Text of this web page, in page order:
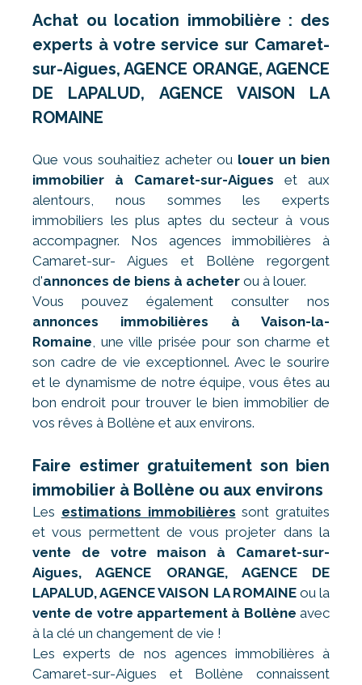
Achat ou location immobilière : des
experts à votre service sur Camaret-
sur-Aigues, AGENCE ORANGE, AGENCE
DE LAPALUD, AGENCE VAISON LA
ROMAINE
Que vous souhaitiez acheter ou louer un bien
immobilier à Camaret-sur-Aigues et aux
alentours, nous sommes les experts
immobiliers les plus aptes du secteur à vous
accompagner. Nos agences immobilières à
Camaret-sur- Aigues et Bollène regorgent
d'annonces de biens à acheter ou à louer.
Vous pouvez également consulter nos
annonces immobilières à Vaison-la-
Romaine, une ville prisée pour son charme et
son cadre de vie exceptionnel. Avec le sourire
et le dynamisme de notre équipe, vous êtes au
bon endroit pour trouver le bien immobilier de
vos rêves à Bollène et aux environs.
Faire estimer gratuitement son bien
immobilier à Bollène ou aux environs
Les estimations immobilières sont gratuites
et vous permettent de vous projeter dans la
vente de votre maison à Camaret-sur-
Aigues, AGENCE ORANGE, AGENCE DE
LAPALUD, AGENCE VAISON LA ROMAINEou la
vente de votre appartement à Bollène avec
à la clé un changement de vie !
Les experts de nos agences immobilières à
Camaret-sur-Aigues et Bollène connaissent